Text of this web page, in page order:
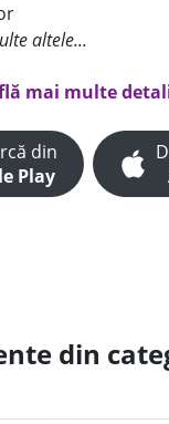
altele...
mai multe
din
Play
din